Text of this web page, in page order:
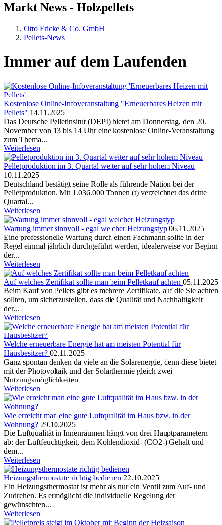
Markt News - Holzpellets
Otto Fricke & Co. GmbH
Pellets-News
Immer auf dem Laufenden
Kostenlose Online-Infoveranstaltung "Erneuerbares Heizen mit
Pellets" 14.11.2025
Das Deutsche Pelletinsitut (DEPI) bietet am Donnerstag, den 20.
November von 13 bis 14 Uhr eine kostenlose Online-Veranstaltung
zum Thema...
Weiterlesen
Pelletproduktion im 3. Quartal weiter auf sehr hohem Niveau
10.11.2025
Deutschland bestätigt seine Rolle als führende Nation bei der
Pelletproduktion. Mit 1.036.000 Tonnen (t) verzeichnet das dritte
Quartal...
Weiterlesen
Wartung immer sinnvoll - egal welcher Heizungstyp 06.11.2025
Eine professionelle Wartung durch einen Fachmann sollte in der
Regel einmal jährlich durchgeführt werden, idealerweise vor Beginn
der...
Weiterlesen
Auf welches Zertifikat sollte man beim Pelletkauf achten 05.11.2025
Beim Kauf von Pellets gibt es mehrere Zertifikate, auf die Sie achten
sollten, um sicherzustellen, dass die Qualität und Nachhaltigkeit
der...
Weiterlesen
Welche erneuerbare Energie hat am meisten Potential für
Hausbesitzer? 02.11.2025
Ganz spontan denken da viele an die Solarenergie, denn diese bietet
mit der Photovoltaik und der Solarthermie gleich zwei
Nutzungsmöglichkeiten....
Weiterlesen
Wie erreicht man eine gute Luftqualität im Haus bzw. in der
Wohnung? 29.10.2025
Die Luftqualität in Innenräumen hängt von drei Hauptparametern
ab: der Luftfeuchtigkeit, dem Kohlendioxid- (CO2-) Gehalt und
dem...
Weiterlesen
Heizungsthermostate richtig bedienen 22.10.2025
Ein Heizungsthermostat ist mehr als nur ein Ventil zum Auf- und
Zudrehen. Es ermöglicht die individuelle Regelung der
gewünschten...
Weiterlesen